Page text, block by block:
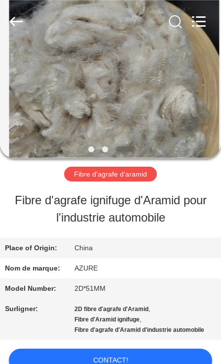
MAISON
PRODUITS
VIDÉOS
AU
DE
VISITE
D'USINE
CONTRÔLE
CHANGSHU
IMP&EXP
CO.LTD.
Rights
Reserved.
Fibre d'agrafe d'aramid
Fibre d'agrafe ignifuge d'Aramid pour
l'industrie automobile
Place of Origin: China
Nom de marque: AZURE
Model Number: 2D*51MM
Surligner: 2D fibre d'agrafe d'Aramid ,
Fibre d'Aramid ignifuge,
Fibre d'agrafe d'Aramid d'industrie automobile
CONTACT!